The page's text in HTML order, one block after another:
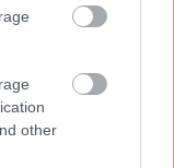
other
Elolvasom
az elsők